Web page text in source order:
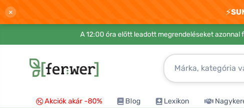
× ⚡
A 12:00 óra előtt leadott megrendeléseket azonnal
Akciók akár -80% Blog Lexikon